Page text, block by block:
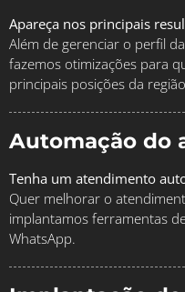
Apareça nos principais
Além de gerenciar o perfil
fazemos otimizações para
principais posições da
Automação do
Tenha um atendimento
Quer melhorar o
implantamos ferramentas
WhatsApp.